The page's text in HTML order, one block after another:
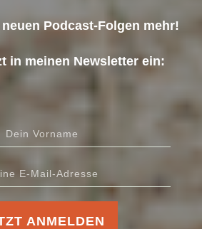
Podcast-Folgen mehr!
in meinen Newsletter ein:
ANMELDEN